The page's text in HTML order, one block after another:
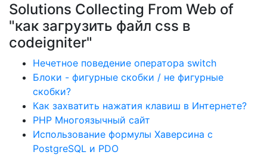
Solutions Collecting From Web of
"как загрузить файл css в
codeigniter"
Нечетное поведение оператора switch
Блоки - фигурные скобки / не фигурные
скобки?
Как захватить нажатия клавиш в Интернете?
PHP Многоязычный сайт
Использование формулы Хаверсина с
PostgreSQL и PDO